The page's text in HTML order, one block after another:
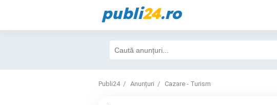
publi24.ro
Publi24 Anunțuri Cazare - Turism